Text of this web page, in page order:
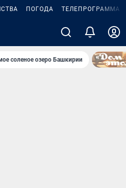
ПОГОДА ТЕЛЕПРОГРАММА
соленое озеро Башкирии